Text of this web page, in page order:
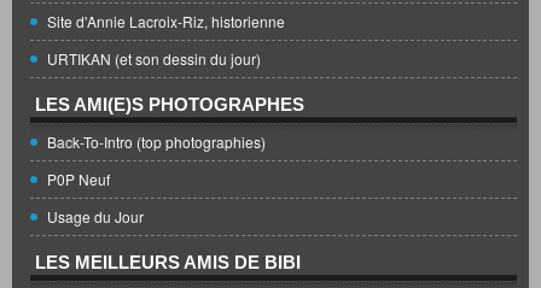
Site d'Annie Lacroix-Riz, historienne
URTIKAN (et son dessin du jour)
LES AMI(E)S PHOTOGRAPHES
Back-To-Intro (top photographies)
P0P Neuf
Usage du Jour
LES MEILLEURS AMIS DE BIBI